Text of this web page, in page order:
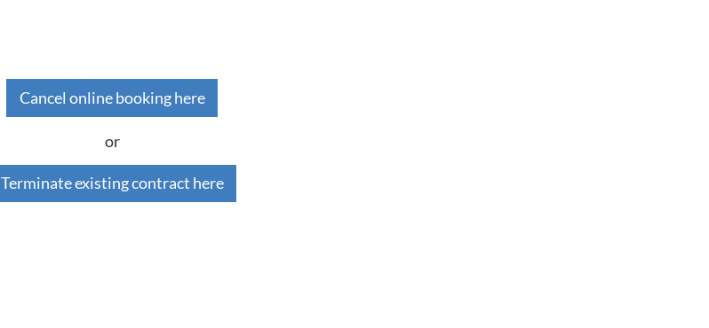
Cancel online booking here
or
Terminate existing contract here